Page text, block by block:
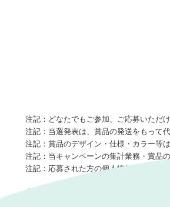
注記： どなたでもご参加、ご応募いただ
注記： 当選発表は、賞品の発送をもって
注記： 賞品のデザイン・仕様・カラー等
注記： 当キャンペーンの集計業務・賞品
注記： 応募された方の個人情報は、当キ
多くの皆様のご参加をお待ちしておりま